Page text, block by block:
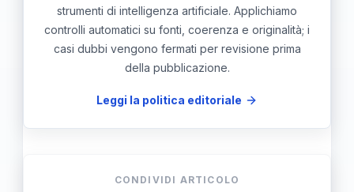
strumenti di intelligenza artificiale. Applichiamo
controlli automatici su fonti, coerenza e originalità; i
casi dubbi vengono fermati per revisione prima
della pubblicazione.
Leggi la politica editoriale
CONDIVIDI ARTICOLO